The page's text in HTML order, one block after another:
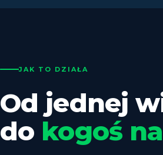
JAK TO DZIAŁA
Od jednej
do kogoś